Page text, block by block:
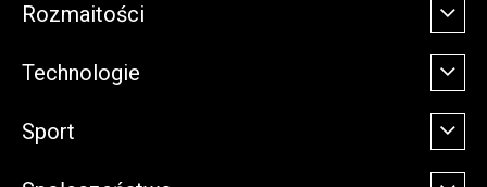
Rozmaitości
Technologie
Sport